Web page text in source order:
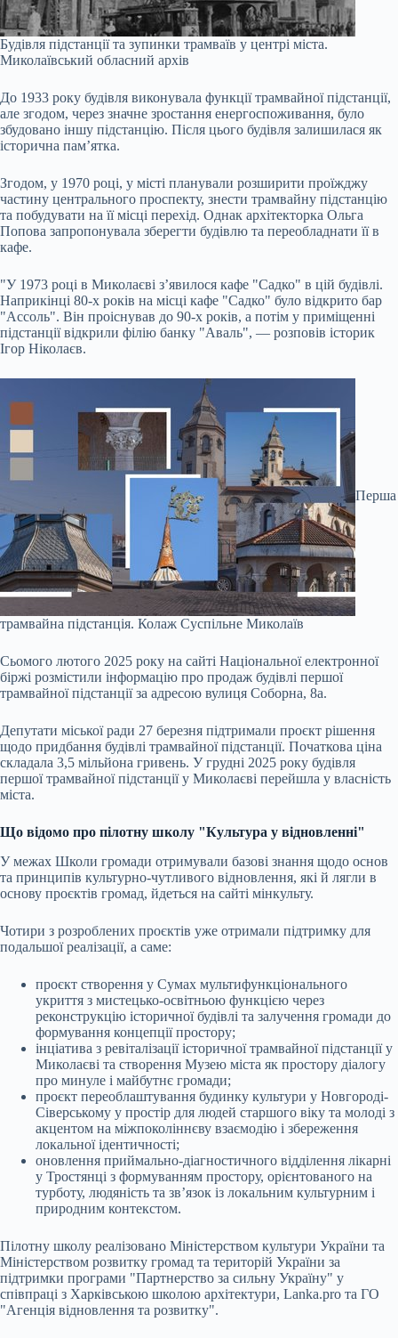
Будівля підстанції та зупинки трамваїв у центрі міста.
Миколаївський обласний архів
До 1933 року будівля виконувала функції трамвайної підстанції,
але згодом, через значне зростання енергоспоживання, було
збудовано іншу підстанцію. Після цього будівля залишилася як
історична пам’ятка.
Згодом, у 1970 році, у місті планували розширити проїжджу
частину центрального проспекту, знести трамвайну підстанцію
та побудувати на її місці перехід. Однак архітекторка Ольга
Попова запропонувала зберегти будівлю та переобладнати її в
кафе.
"У 1973 році в Миколаєві з’явилося кафе "Садко" в цій будівлі.
Наприкінці 80-х років на місці кафе "Садко" було відкрито бар
"Ассоль". Він проіснував до 90-х років, а потім у приміщенні
підстанції відкрили філію банку "Аваль", — розповів історик
Ігор Ніколаєв.
Перша
трамвайна підстанція. Колаж Суспільне Миколаїв
Сьомого лютого 2025 року на сайті Національної електронної
біржі розмістили інформацію про продаж будівлі першої
трамвайної підстанції за адресою вулиця Соборна, 8а.
Депутати міської ради 27 березня підтримали проєкт рішення
щодо придбання будівлі трамвайної підстанції. Початкова ціна
складала 3,5 мільйона гривень. У грудні 2025 року будівля
першої трамвайної підстанції у Миколаєві перейшла у власність
міста.
Що відомо про пілотну школу "Культура у відновленні"
У межах Школи громади отримували базові знання щодо основ
та принципів культурно-чутливого відновлення, які й лягли в
основу проєктів громад, йдеться на сайті мінкульту.
Чотири з розроблених проєктів уже отримали підтримку для
подальшої реалізації, а саме:
проєкт створення у Сумах мультифункціонального
укриття з мистецько-освітньою функцією через
реконструкцію історичної будівлі та залучення громади до
формування концепції простору;
інціатива з ревіталізації історичної трамвайної підстанції у
Миколаєві та створення Музею міста як простору діалогу
про минуле і майбутнє громади;
проєкт переоблаштування будинку культури у Новгороді-
Сіверському у простір для людей старшого віку та молоді з
акцентом на міжпоколіннєву взаємодію і збереження
локальної ідентичності;
оновлення приймально-діагностичного відділення лікарні
у Тростянці з формуванням простору, орієнтованого на
турботу, людяність та зв’язок із локальним культурним і
природним контекстом.
Пілотну школу реалізовано Міністерством культури України та
Міністерством розвитку громад та територій України за
підтримки програми "Партнерство за сильну Україну" у
співпраці з Харківською школою архітектури, Lanka.pro та ГО
"Агенція відновлення та розвитку".